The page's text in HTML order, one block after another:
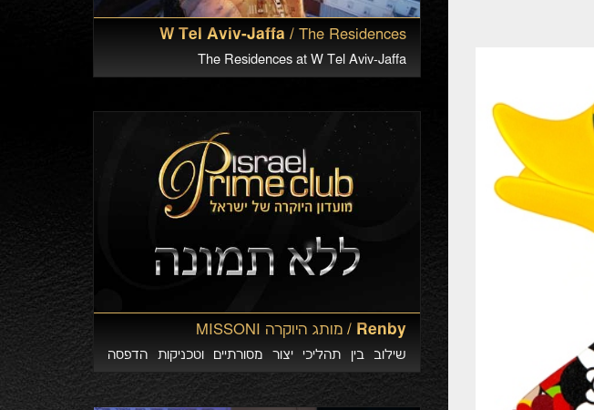
W Tel Aviv-Jaffa / The Residences
The Residences at W Tel Aviv-Jaffa
Renby / מותג היוקרה MISSONI
שילוב בין תהליכי יצור מסורתיים וטכניקות הדפסה
מודרניות